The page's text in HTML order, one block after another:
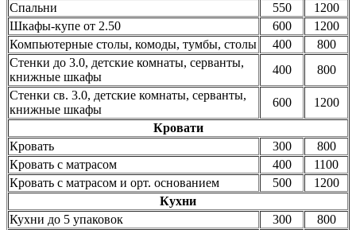
Спальни
550
1200
Шкафы-купе от 2.50
600
1200
Компьютерные столы, комоды, тумбы, столы
400
800
Стенки до 3.0, детские комнаты, серванты,
книжные шкафы
400
800
Стенки св. 3.0, детские комнаты, серванты,
книжные шкафы
600
1200
Кровати
Кровать
300
800
Кровать с матрасом
400
1100
Кровать с матрасом и орт. основанием
500
1200
Кухни
Кухни до 5 упаковок
300
800